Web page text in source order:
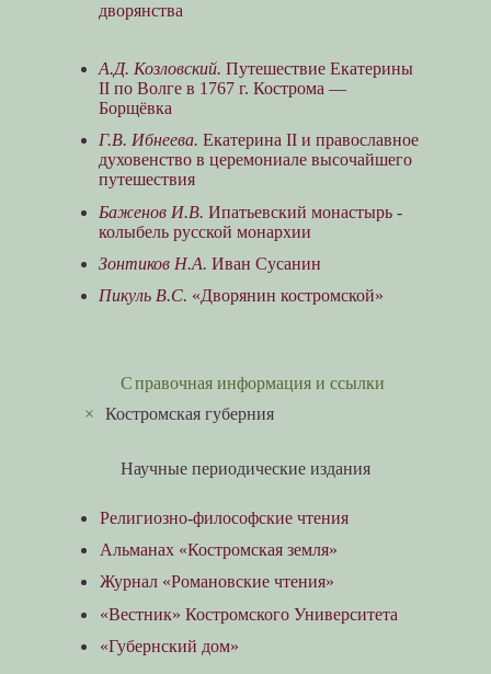
дворянства
А.Д. Козловский. Путешествие Екатерины
II по Волге в 1767 г. Кострома —
Борщёвка
Г.В. Ибнеева. Екатерина II и православное
духовенство в церемониале высочайшего
путешествия
Баженов И.В. Ипатьевский монастырь -
колыбель русской монархии
Зонтиков Н.А. Иван Сусанин
Пикуль В.С. «Дворянин костромской»
Справочная информация и ссылки
×Костромская губерния
Научные периодические издания
Религиозно-философские чтения
Альманах «Костромская земля»
Журнал «Романовские чтения»
«Вестник» Костромского Университета
«Губернский дом»